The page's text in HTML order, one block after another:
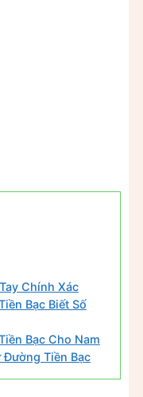
Chính Xác
Bạc Biết Số
Bạc Cho Nam
Đường Tiền Bạc